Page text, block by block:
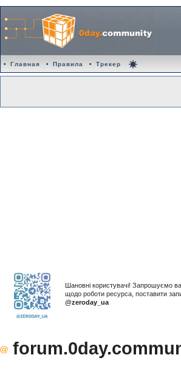
• Главная • Правила • Трекер
Шановні користувачі! Запрошуємо
щодо роботи ресурса, поставити
@zeroday_ua